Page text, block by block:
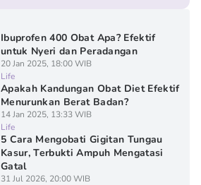
Ibuprofen 400 Obat Apa? Efektif
untuk Nyeri dan Peradangan
20 Jan 2025, 18:00 WIB
Life
Apakah Kandungan Obat Diet Efektif
Menurunkan Berat Badan?
14 Jan 2025, 13:33 WIB
Life
5 Cara Mengobati Gigitan Tungau
Kasur, Terbukti Ampuh Mengatasi
Gatal
31 Jul 2026, 20:00 WIB